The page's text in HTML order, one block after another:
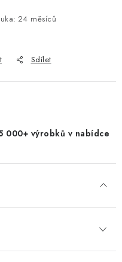
: 24 měsíců
Sdílet
000+ výrobků v nabídce